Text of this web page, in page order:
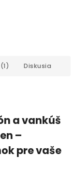
Diskusia
a vankúš
–
pre vaše